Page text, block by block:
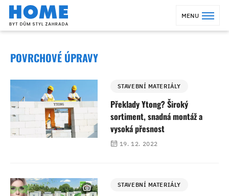
MENU
POVRCHOVÉ ÚPRAVY
STAVEBNÍ MATERIÁLY
Překlady Ytong? Široký
sortiment, snadná montáž a
vysoká přesnost
19. 12. 2022
STAVEBNÍ MATERIÁLY